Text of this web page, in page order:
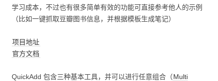
学习成本，不过也有很多简单有效的功能可直接参考他人的示例
（比如一键抓取豆瓣图书信息，并根据模板生成笔记）
项目地址
官方文档
QuickAdd 包含三种基本工具，并可以进行任意组合（Multi